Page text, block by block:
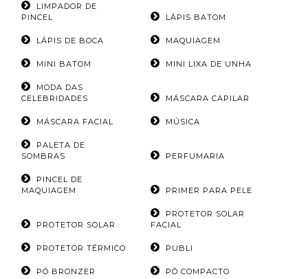
LIMPADOR DE
PINCEL
LÁPIS BATOM
LÁPIS DE BOCA MAQUIAGEM
MINI BATOM MINI LIXA DE UNHA
MODA DAS
CELEBRIDADES
MÁSCARA CAPILAR
MÁSCARA FACIAL MÚSICA
PALETA DE
SOMBRAS
PERFUMARIA
PINCEL DE
MAQUIAGEM
PRIMER PARA PELE
PROTETOR SOLAR
PROTETOR SOLAR
FACIAL
PROTETOR TÉRMICO PUBLI
PÓ BRONZER PÓ COMPACTO